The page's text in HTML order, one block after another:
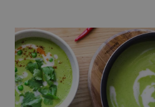
Marketingové cookies
Nevyhnutne potrebné súbory
základné funkcie webovej
používateľa a správa účtu.
správne používať bez
súborov cookie.